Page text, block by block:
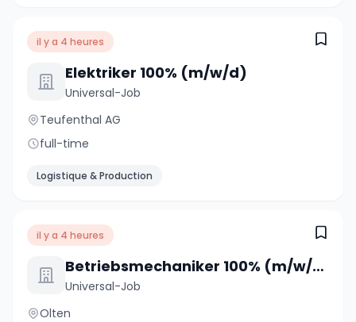
il y a 4 heures
Elektriker 100% (m/w/d)
Universal-Job
Teufenthal AG
full-time
Logistique & Production
il y a 4 heures
Betriebsmechaniker 100% (m/w/d)
Universal-Job
Olten